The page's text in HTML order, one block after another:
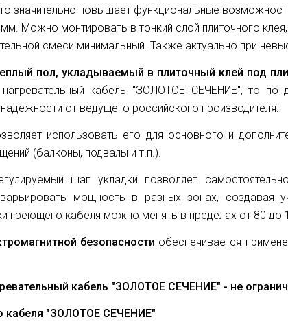
значительно повышает функциональные
мм. Можно монтировать в тонкий слой плиточного
смеси минимальный. Также актуально при
пол, укладываемый в плиточный клей под
нагревательный кабель "ЗОЛОТОЕ СЕЧЕНИЕ", то по
от ведущего российского производителя:
использовать его для основного и
(балконы, подвалы и т.п.).
шаг укладки позволяет
мощность в разных зонах, создавая
греющего кабеля можно менять в пределах от 80 до
безопасности обеспечивается
кабель "ЗОЛОТОЕ СЕЧЕНИЕ" - не
кабеля "ЗОЛОТОЕ СЕЧЕНИЕ"